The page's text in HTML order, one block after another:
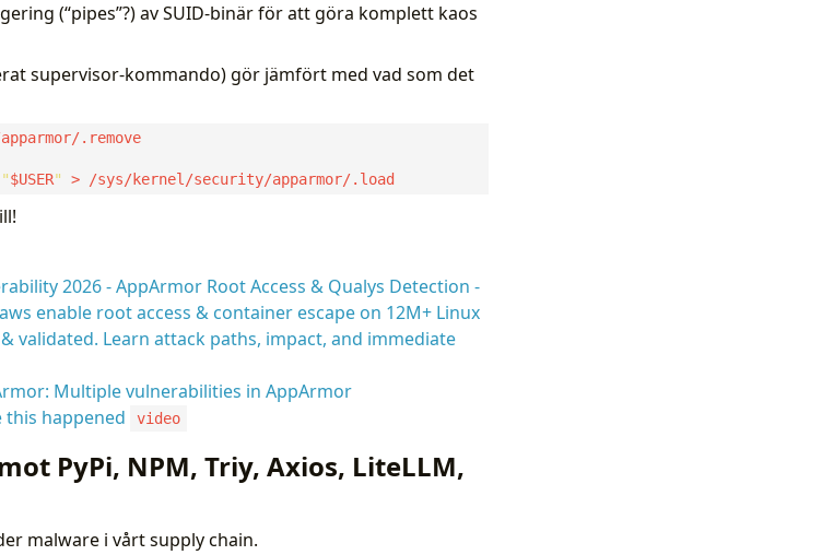
(“pipes”?) av SUID-binär för att göra komplett kaos
supervisor-kommando) gör jämfört med vad som det
su whatever 2>/sys/kernel/security/apparmor/.remove
"$USER"
2026 - AppArmor Root Access & Qualys Detection -
enable root access & container escape on 12M+ Linux
validated. Learn attack paths, impact, and immediate
Multiple vulnerabilities in AppArmor
this happened
video
PyPi, NPM, Triy, Axios, LiteLLM,
malware i vårt supply chain.